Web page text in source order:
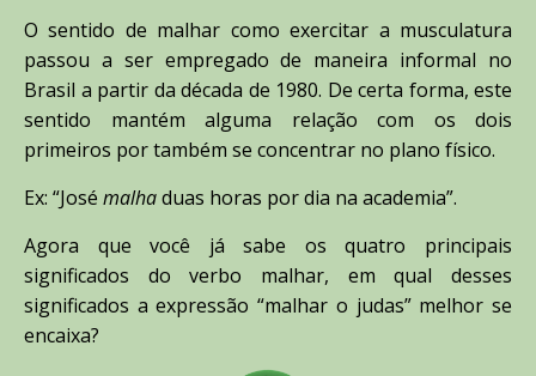
O sentido de malhar como exercitar a musculatura
passou a ser empregado de maneira informal no
Brasil a partir da década de 1980. De certa forma, este
sentido mantém alguma relação com os dois
primeiros por também se concentrar no plano físico.
Ex: “José malhaduas horas por dia na academia”.
Agora que você já sabe os quatro principais
significados do verbo malhar, em qual desses
significados a expressão “malhar o judas” melhor se
encaixa?